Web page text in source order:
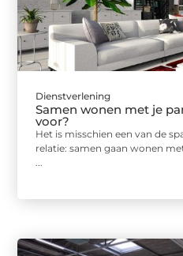
Dienstverlening
Samen wonen met je
voor?
Het is misschien een van de
relatie: samen gaan wonen